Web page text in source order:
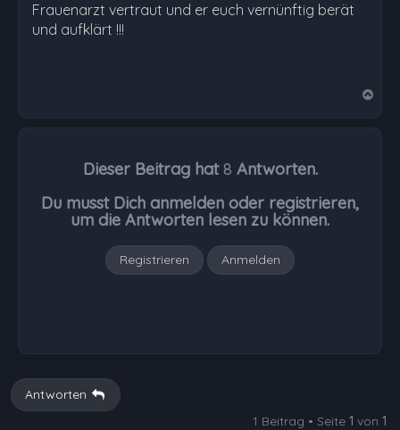
Frauenarzt vertraut und er euch vernünftig berät
und aufklärt !!!
Dieser Beitrag hat8 Antworten.
Du musst Dich anmelden oder registrieren,
um die Antworten lesen zu können.
Registrieren Anmelden
Antworten
1 Beitrag • Seite 1 von 1